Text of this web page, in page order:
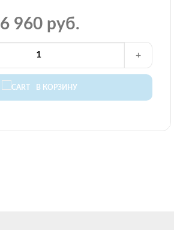
6 960 руб.
В КОРЗИНУ
+